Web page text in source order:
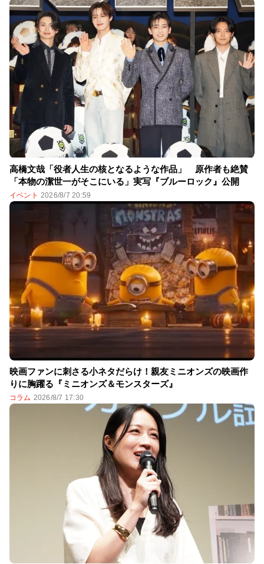
高橋文哉「役者人生の核となるような作品」 原作者も絶賛
「本物の潔世一がそこにいる」実写『ブルーロック』公開
イベント 2026/8/7 20:59
映画ファンに刺さる小ネタだらけ！親友ミニオンズの映画作
りに胸躍る『ミニオンズ＆モンスターズ』
コラム 2026/8/7 17:30